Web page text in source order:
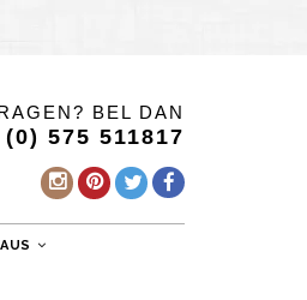
BEL DAN
575 511817